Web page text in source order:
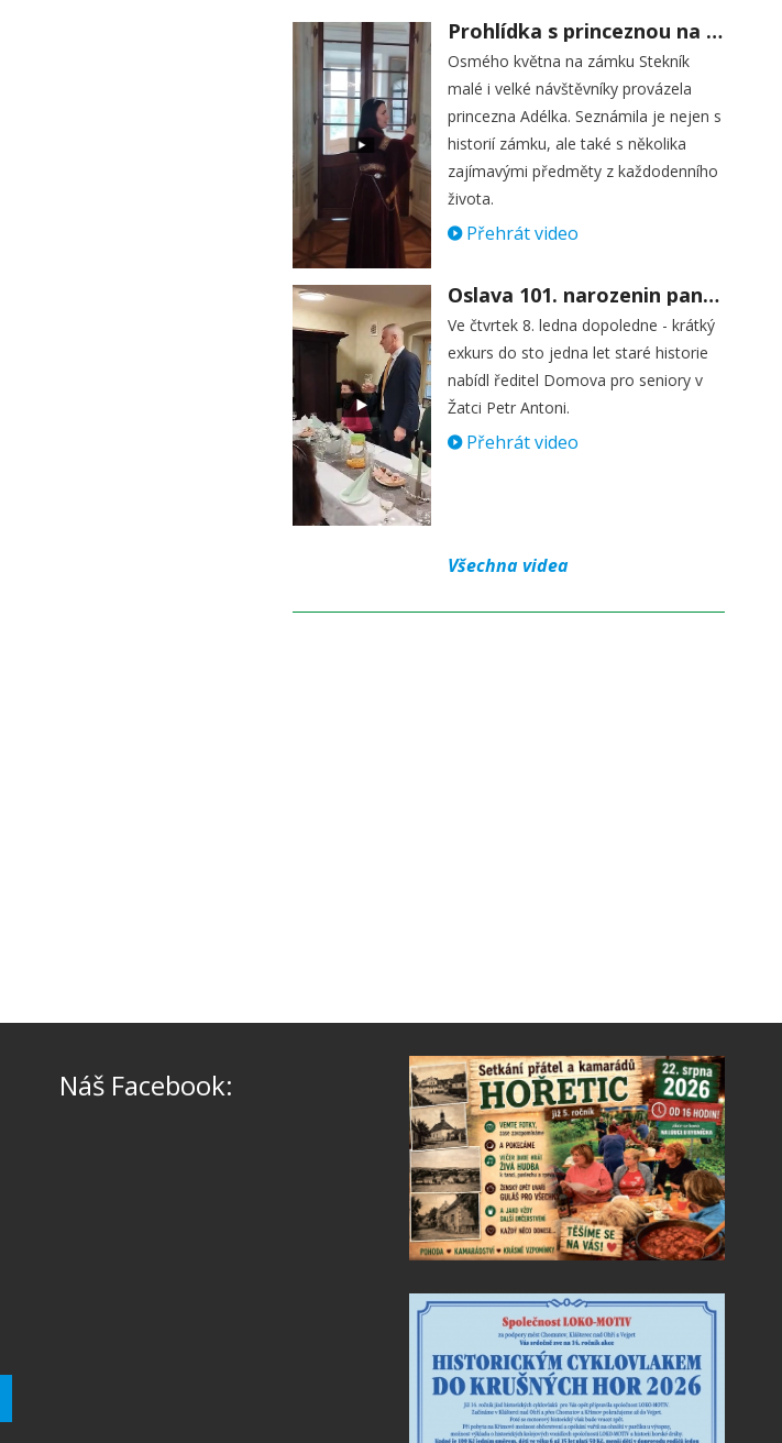
Prohlídka s princeznou na zámku Stekník
Osmého května na zámku Stekník
malé i velké návštěvníky provázela
princezna Adélka. Seznámila je nejen s
historií zámku, ale také s několika
zajímavými předměty z každodenního
života.
Přehrát video
Oslava 101. narozenin paní Věry Skořepové
Ve čtvrtek 8. ledna dopoledne - krátký
exkurs do sto jedna let staré historie
nabídl ředitel Domova pro seniory v
Žatci Petr Antoni.
Přehrát video
Všechna videa
Náš Facebook: